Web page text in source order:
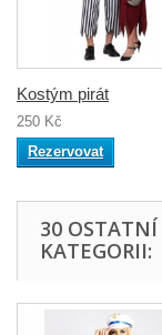
Kostým pirát
250 Kč
Rezervovat
30 OSTATNÍ
KATEGORII: